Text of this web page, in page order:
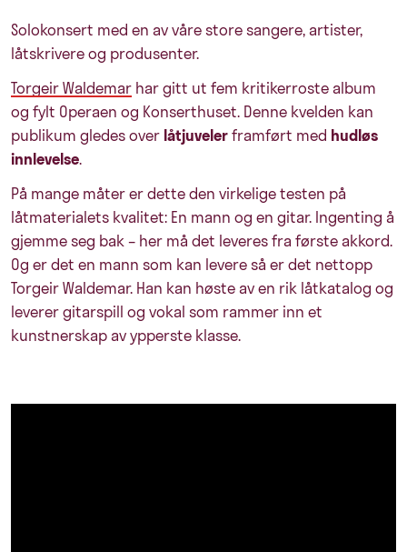
Solokonsert med en av våre store sangere, artister,
låtskrivere og produsenter.
Torgeir Waldemar har gitt ut fem kritikerroste album
og fylt Operaen og Konserthuset. Denne kvelden kan
publikum gledes over låtjuvelerframført med hudløs
innlevelse.
På mange måter er dette den virkelige testen på
låtmaterialets kvalitet: En mann og en gitar. Ingenting å
gjemme seg bak – her må det leveres fra første akkord.
Og er det en mann som kan levere så er det nettopp
Torgeir Waldemar. Han kan høste av en rik låtkatalog og
leverer gitarspill og vokal som rammer inn et
kunstnerskap av ypperste klasse.